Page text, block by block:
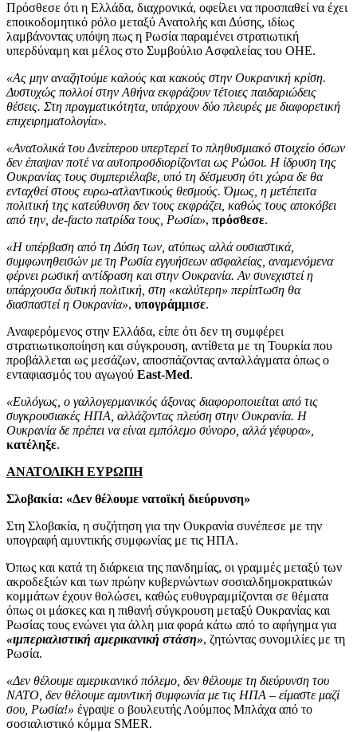
Πρόσθεσε ότι η Ελλάδα, διαχρονικά, οφείλει να προσπαθεί να έχει
εποικοδομητικό ρόλο μεταξύ Ανατολής και Δύσης, ιδίως
λαμβάνοντας υπόψη πως η Ρωσία παραμένει στρατιωτική
υπερδύναμη και μέλος στο Συμβούλιο Ασφαλείας του ΟΗΕ.
«Ας μην αναζητούμε καλούς και κακούς στην Ουκρανική κρίση.
Δυστυχώς πολλοί στην Αθήνα εκφράζουν τέτοιες παιδαριώδεις
θέσεις. Στη πραγματικότητα, υπάρχουν δύο πλευρές με διαφορετική
επιχειρηματολογία».
«Ανατολικά του Δνείπερου υπερτερεί το πληθυσμιακό στοιχείο όσων
δεν έπαψαν ποτέ να αυτοπροσδιορίζονται ως Ρώσοι. Η ίδρυση της
Ουκρανίας τους συμπεριέλαβε, υπό τη δέσμευση ότι χώρα δε θα
ενταχθεί στους ευρω-ατλαντικούς θεσμούς. Όμως, η μετέπειτα
πολιτική της κατεύθυνση δεν τους εκφράζει, καθώς τους αποκόβει
από την, de-facto πατρίδα τους, Ρωσία», πρόσθεσε.
«Η υπέρβαση από τη Δύση των, ατύπως αλλά ουσιαστικά,
συμφωνηθεισών με τη Ρωσία εγγυήσεων ασφαλείας, αναμενόμενα
φέρνει ρωσική αντίδραση και στην Ουκρανία. Αν συνεχιστεί η
υπάρχουσα δυτική πολιτική, στη «καλύτερη» περίπτωση θα
διασπαστεί η Ουκρανία», υπογράμμισε.
Αναφερόμενος στην Ελλάδα, είπε ότι δεν τη συμφέρει
στρατιωτικοποίηση και σύγκρουση, αντίθετα με τη Τουρκία που
προβάλλεται ως μεσάζων, αποσπάζοντας ανταλλάγματα όπως ο
ενταφιασμός του αγωγού East-Med.
«Ευλόγως, ο γαλλογερμανικός άξονας διαφοροποιείται από τις
συγκρουσιακές ΗΠΑ, αλλάζοντας πλεύση στην Ουκρανία. Η
Ουκρανία δε πρέπει να είναι εμπόλεμο σύνορο, αλλά γέφυρα»,
κατέληξε.
ΑΝΑΤΟΛΙΚΗ ΕΥΡΩΠΗ
Σλοβακία: «Δεν θέλουμε νατοϊκή διεύρυνση»
Στη Σλοβακία, η συζήτηση για την Ουκρανία συνέπεσε με την
υπογραφή αμυντικής συμφωνίας με τις ΗΠΑ.
Όπως και κατά τη διάρκεια της πανδημίας, οι γραμμές μεταξύ των
ακροδεξιών και των πρώην κυβερνώντων σοσιαλδημοκρατικών
κομμάτων έχουν θολώσει, καθώς ευθυγραμμίζονται σε θέματα
όπως οι μάσκες και η πιθανή σύγκρουση μεταξύ Ουκρανίας και
Ρωσίας τους ενώνει για άλλη μια φορά κάτω από το αφήγημα για
«ιμπεριαλιστική αμερικανική στάση», ζητώντας συνομιλίες με τη
Ρωσία.
«Δεν θέλουμε αμερικανικό πόλεμο, δεν θέλουμε τη διεύρυνση του
ΝΑΤΟ, δεν θέλουμε αμυντική συμφωνία με τις ΗΠΑ – είμαστε μαζί
σου, Ρωσία!» έγραψε ο βουλευτής Λούμπος Μπλάχα από το
σοσιαλιστικό κόμμα SMER.